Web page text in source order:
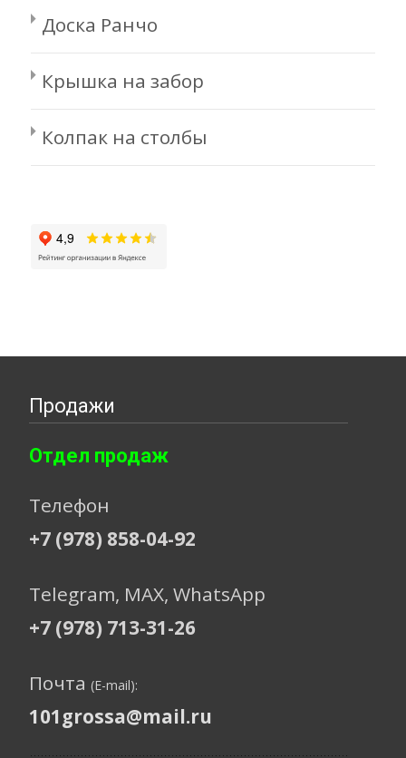
Доска Ранчо
Крышка на забор
Колпак на столбы
Продажи
Отдел продаж
Телефон
+7 (978) 858-04-92
Telegram, МАХ, WhatsApp
+7 (978) 713-31-26
Почта (E-mail):
101grossa@mail.ru